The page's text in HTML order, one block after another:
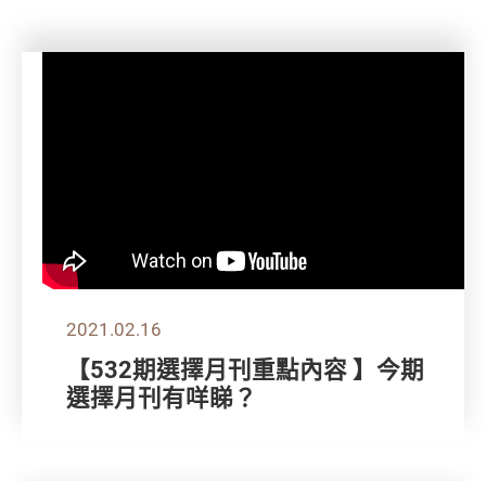
2021.02.16
【532期選擇月刊重點內容 】今期
選擇月刊有咩睇？